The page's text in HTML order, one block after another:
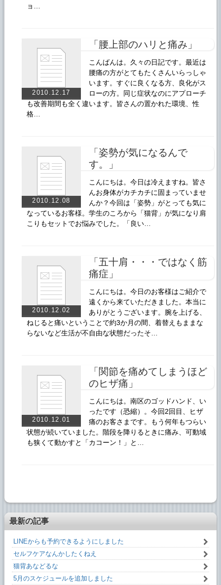
ョ…
2010.12.17
「腰上部のハリと痛み」
こんばんは。久々の日記です。最近は
腰痛の方がとてもたくさんいらっしゃ
います。すぐに良くなる方、良化がス
ローの方。同じ症状なのにアプローチ
も改善期間も全く違います。皆さんの置かれた環境、性
格…
2010.12.08
「姿勢が気になるんで
す。」
こんにちは。今日は冷えますね。皆さ
んお身体がカチカチに固まっていませ
んか？今回は「姿勢」がとっても気に
なっているお客様。学生のころから「猫背」が気になり肩
こりもセットでお悩みでした。「良い…
2010.12.02
「五十肩・・・ではなく筋
痛症」
こんにちは。今日のお客様はご紹介で
遠くから来ていただきました。本当に
ありがとうございます。腕を上げる、
ねじると痛いということで約3か月の間、着替えもままな
らないなど生活が不自由な状態だったそ…
2010.12.01
「関節を痛めてしまうほど
のヒザ痛」
こんにちは。南区のゴッドハンド、い
ったです（恐縮）。今回2回目、ヒザ
痛のお客さまです。もう何年もつらい
状態が続いていました。階段を降りるときに痛み、可動域
も狭くて動かすと「カコーン！」と…
最新の記事
LINEからも予約できるようにしました
セルフケアなんかしたくねえ
猫背あなどるな
5月のスケジュールを追加しました